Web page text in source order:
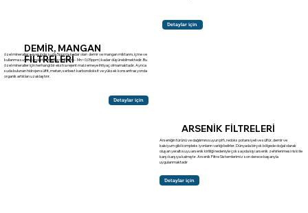
Detaylar için
özel mineraller sayesinde; suda 5ppm’e kadar olan demir ve mangan miktarını, içme ve
kullanma suyu standartlarına (Fe=0,2 ppm - Mn= 0,05ppm) kadar düşürebilmektedir. Bu
özel mineraller için herhangi bir ekstra rejent malzemeye ihtiyaç olmamaktadır. Ayrıca
suda bulunan hidrojen sülfit, metan, serbest karbondioksit ve yüksek konsantrasyonda
organik artıkları uzaklaştırır.
DEMİR, MANGAN
FİLTRELERİ
Detaylar için
ARSENİK FİLTRELERİ
Arseniğin türünü ve dağılımını suyun pH’ı, redoks potansiyeli ve sülfür, demir ve
kalsiyum gibi kompleks iyonların varlığı belirler. Dünyada birçok bölgede doğal olarak
oluşan yeraltı suyu arsenik kirliliği nedeniyle çok sayıda kişi arsenik zehirlenmesi riski ile
karşı karşıya kalmıştır. Arsenik Filtre Sistemlerimiz son derece başarıyla
uygulanmaktadır
Detaylar için